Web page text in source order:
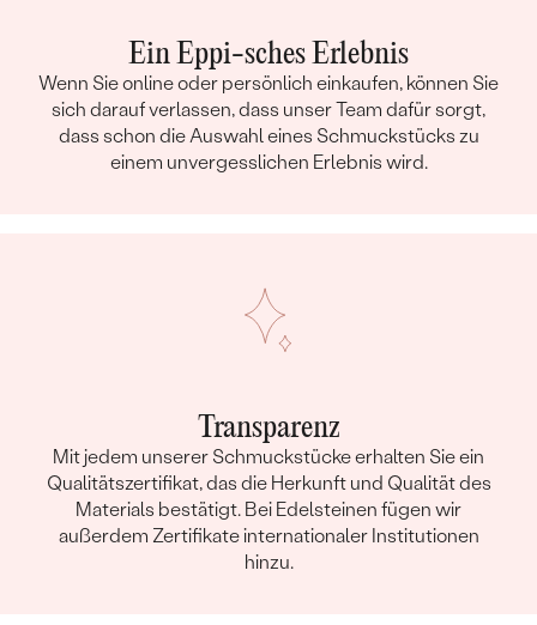
Ein Eppi-sches Erlebnis
Wenn Sie online oder persönlich einkaufen, können Sie
sich darauf verlassen, dass unser Team dafür sorgt,
dass schon die Auswahl eines Schmuckstücks zu
einem unvergesslichen Erlebnis wird.
Transparenz
Mit jedem unserer Schmuckstücke erhalten Sie ein
Qualitätszertifikat, das die Herkunft und Qualität des
Materials bestätigt. Bei Edelsteinen fügen wir
außerdem Zertifikate internationaler Institutionen
hinzu.